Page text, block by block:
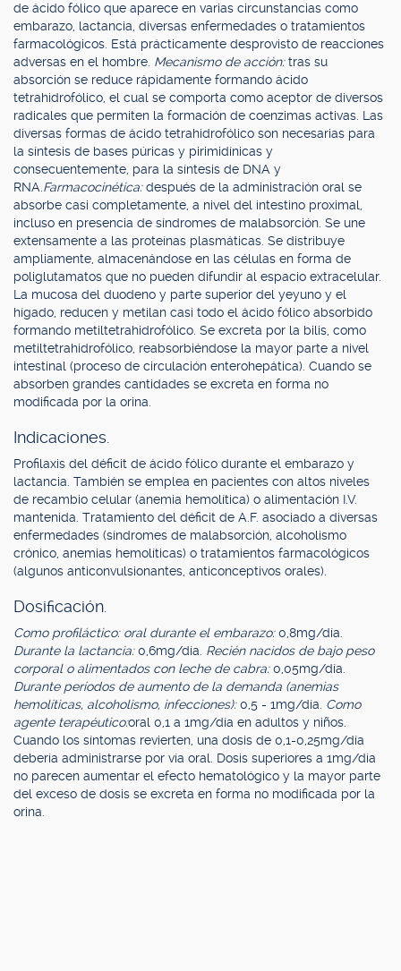
de ácido fólico que aparece en varias circunstancias como
embarazo, lactancia, diversas enfermedades o tratamientos
farmacológicos. Está prácticamente desprovisto de reacciones
adversas en el hombre. Mecanismo de acción:tras su
absorción se reduce rápidamente formando ácido
tetrahidrofólico, el cual se comporta como aceptor de diversos
radicales que permiten la formación de coenzimas activas. Las
diversas formas de ácido tetrahidrofólico son necesarias para
la síntesis de bases púricas y pirimidínicas y
consecuentemente, para la síntesis de DNA y
RNA. Farmacocinética:después de la administración oral se
absorbe casi completamente, a nivel del intestino proximal,
incluso en presencia de síndromes de malabsorción. Se une
extensamente a las proteínas plasmáticas. Se distribuye
ampliamente, almacenándose en las células en forma de
poliglutamatos que no pueden difundir al espacio extracelular.
La mucosa del duodeno y parte superior del yeyuno y el
hígado, reducen y metilan casi todo el ácido fólico absorbido
formando metiltetrahidrofólico. Se excreta por la bilis, como
metiltetrahidrofólico, reabsorbiéndose la mayor parte a nivel
intestinal (proceso de circulación enterohepática). Cuando se
absorben grandes cantidades se excreta en forma no
modificada por la orina.
Indicaciones.
Profilaxis del déficit de ácido fólico durante el embarazo y
lactancia. También se emplea en pacientes con altos niveles
de recambio celular (anemia hemolítica) o alimentación I.V.
mantenida. Tratamiento del déficit de A.F. asociado a diversas
enfermedades (síndromes de malabsorción, alcoholismo
crónico, anemias hemolíticas) o tratamientos farmacológicos
(algunos anticonvulsionantes, anticonceptivos orales).
Dosificación.
Como profiláctico: oral durante el embarazo:0,8mg/día.
Durante la lactancia:0,6mg/día. Recién nacidos de bajo peso
corporal o alimentados con leche de cabra:0,05mg/día.
Durante períodos de aumento de la demanda (anemias
hemolíticas, alcoholismo, infecciones):0,5 - 1mg/día. Como
agente terapéutico:oral 0,1 a 1mg/día en adultos y niños.
Cuando los síntomas revierten, una dosis de 0,1-0,25mg/día
debería administrarse por vía oral. Dosis superiores a 1mg/día
no parecen aumentar el efecto hematológico y la mayor parte
del exceso de dosis se excreta en forma no modificada por la
orina.